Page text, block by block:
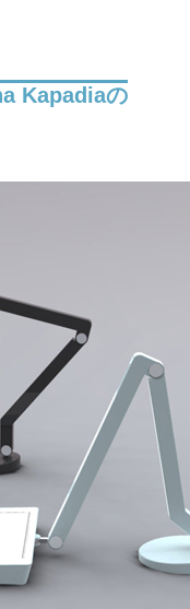
Kapadiaの